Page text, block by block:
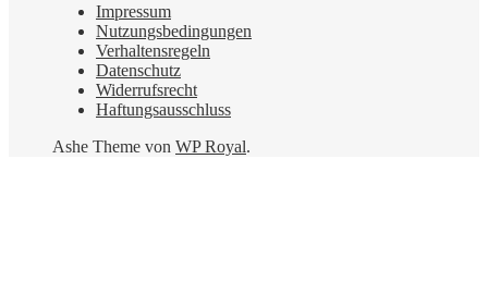
Impressum
Nutzungsbedingungen
Verhaltensregeln
Datenschutz
Widerrufsrecht
Haftungsausschluss
Ashe Theme von WP Royal.